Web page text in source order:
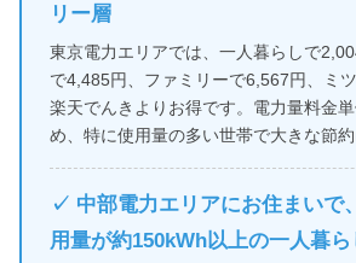
リー層
東京電力エリアでは、一人暮らしで
で4,485円、ファミリーで6,567円、ミ
楽天でんきよりお得です。電力量料金
め、特に使用量の多い世帯で大きな節約
✓ 中部電力エリアにお住まいで
用量が約150kWh以上の一人暮ら